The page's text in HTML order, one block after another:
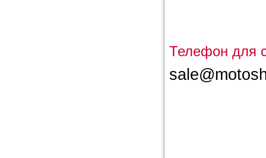
Телефон для